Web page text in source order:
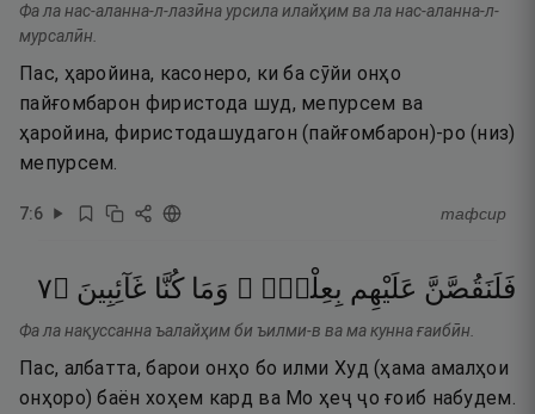
Фа ла нас-аланна-л-лазӣна урсила илайҳим ва ла нас-аланна-л-
мурсалӣн.
Пас, ҳаройина, касонеро, ки ба сӯйи онҳо
пайғомбарон фиристода шуд, мепурсем ва
ҳаройина, фиристодашудагон (пайғомбарон)-ро (низ)
мепурсем.
7:6 тафсир
فَلَنَقُصَّنَّ عَلَيْهِم بِعِلْمٍۢ ۖ وَمَا كُنَّا غَآئِبِينَ ۝٧
Фа ла нақуссанна ъалайҳим би ъилми-в ва ма кунна ғаибӣн.
Пас, албатта, барои онҳо бо илми Худ (ҳама амалҳои
онҳоро) баён хоҳем кард ва Мо ҳеҷ ҷо ғоиб набудем.